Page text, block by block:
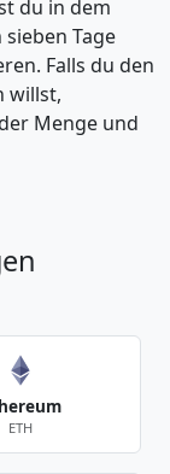
du in dem
Tage
Falls du den
willst,
Menge und
ETH